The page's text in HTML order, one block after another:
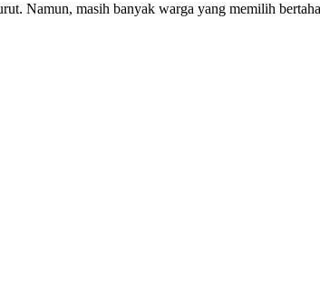
Namun, masih banyak warga yang memilih